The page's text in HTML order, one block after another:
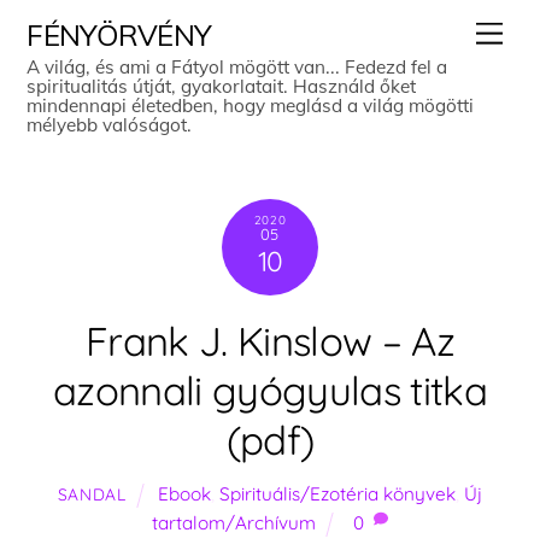
content
FÉNYÖRVÉNY
A világ, és ami a Fátyol mögött van... Fedezd fel a
spiritualitás útját, gyakorlatait. Használd őket
mindennapi életedben, hogy meglásd a világ mögötti
mélyebb valóságot.
2020
05
10
Frank J. Kinslow – Az
azonnali gyógyulas titka
(pdf)
SANDAL Ebook ,Spirituális/Ezotéria könyvek Új
tartalom/Archívum
0